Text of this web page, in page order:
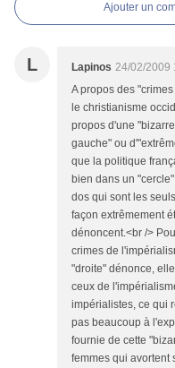
Ajouter un
L Lapinos 24/02/2009
A propos des
le christianisme
propos d'une
gauche" ou
que la politique
bien dans un
dos qui sont les
façon extrêmement
dénoncent.<br />
crimes de
"droite" dénonce,
ceux de
impérialistes, ce qui
pas beaucoup à
fournie de cette
femmes qui avortent